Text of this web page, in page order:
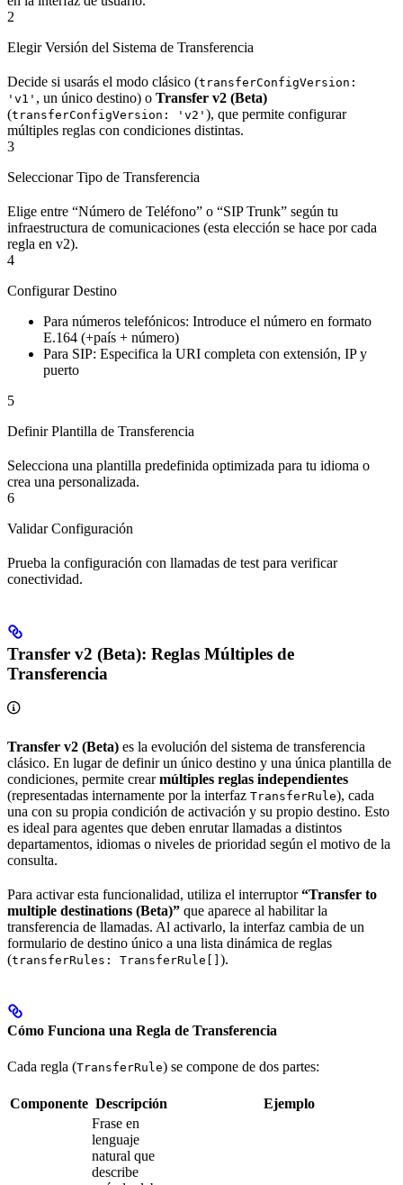
2
Elegir Versión del Sistema de Transferencia
Decide si usarás el modo clásico (transferConfigVersion:
'v1' , un único destino) o Transfer v2 (Beta)
(transferConfigVersion: 'v2' ), que permite configurar
múltiples reglas con condiciones distintas.
3
Seleccionar Tipo de Transferencia
Elige entre “Número de Teléfono” o “SIP Trunk” según tu
infraestructura de comunicaciones (esta elección se hace por cada
regla en v2).
4
Configurar Destino
Para números telefónicos: Introduce el número en formato
E.164 (+país + número)
Para SIP: Especifica la URI completa con extensión, IP y
puerto
5
Definir Plantilla de Transferencia
Selecciona una plantilla predefinida optimizada para tu idioma o
crea una personalizada.
6
Validar Configuración
Prueba la configuración con llamadas de test para verificar
conectividad.
Transfer v2 (Beta): Reglas Múltiples de
Transferencia
Transfer v2 (Beta) es la evolución del sistema de transferencia
clásico. En lugar de definir un único destino y una única plantilla de
condiciones, permite crearmúltiples reglas independientes
(representadas internamente por la interfaz TransferRule), cada
una con su propia condición de activación y su propio destino. Esto
es ideal para agentes que deben enrutar llamadas a distintos
departamentos, idiomas o niveles de prioridad según el motivo de la
consulta.
Para activar esta funcionalidad, utiliza el interruptor“Transfer to
multiple destinations (Beta)” que aparece al habilitar la
transferencia de llamadas. Al activarlo, la interfaz cambia de un
formulario de destino único a una lista dinámica de reglas
(transferRules: TransferRule[] ).
Cómo Funciona una Regla de Transferencia
Cada regla (TransferRule) se compone de dos partes:
Componente Descripción
Ejemplo
Frase en
lenguaje
natural que
describe